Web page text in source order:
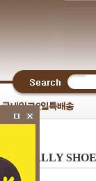
BALLY